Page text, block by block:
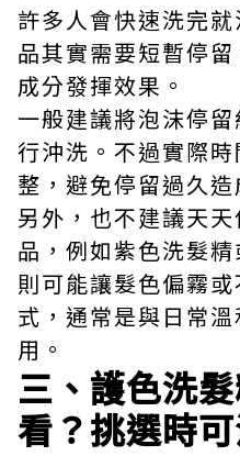
許多人會快速洗完
品其實需要短暫停
成分發揮效果。
一般建議將泡沫停
行沖洗。不過實際
整，避免停留過久造
另外，也不建議天
品，例如紫色洗髮
則可能讓髮色偏霧
式，通常是與日常
用。
三、護色洗
看？挑選時